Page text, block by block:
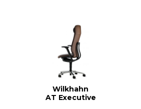
Wilkhahn
AT Executive